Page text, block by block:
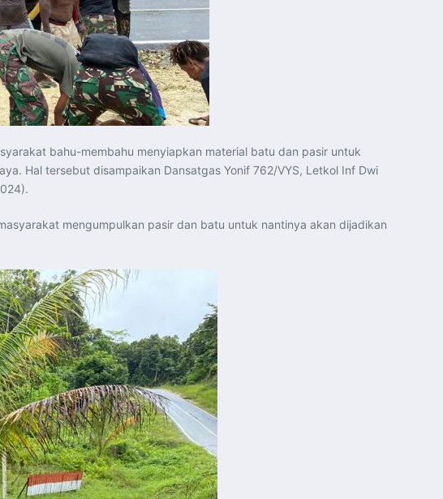
bahu-membahu menyiapkan material batu dan pasir untuk
Hal tersebut disampaikan Dansatgas Yonif 762/VYS, Letkol Inf Dwi
mengumpulkan pasir dan batu untuk nantinya akan dijadikan